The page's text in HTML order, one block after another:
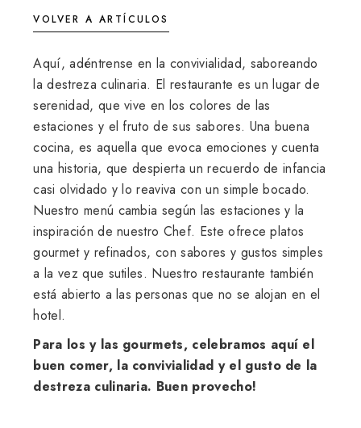
VOLVER A ARTÍCULOS
Aquí, adéntrense en la convivialidad, saboreando
la destreza culinaria. El restaurante es un lugar de
serenidad, que vive en los colores de las
estaciones y el fruto de sus sabores. Una buena
cocina, es aquella que evoca emociones y cuenta
una historia, que despierta un recuerdo de infancia
casi olvidado y lo reaviva con un simple bocado.
Nuestro menú cambia según las estaciones y la
inspiración de nuestro Chef. Este ofrece platos
gourmet y refinados, con sabores y gustos simples
a la vez que sutiles. Nuestro restaurante también
está abierto a las personas que no se alojan en el
hotel.
Para los y las gourmets, celebramos aquí el
buen comer, la convivialidad y el gusto de la
destreza culinaria. Buen provecho!